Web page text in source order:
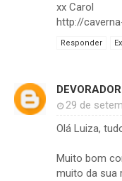
xx Carol
http://
Responder
29 de
Olá Luiza,
Muito bom
muito da sua